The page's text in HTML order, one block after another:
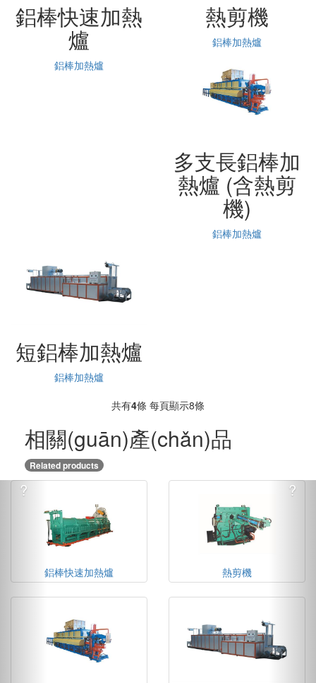
鋁棒快速加熱
爐
鋁棒加熱爐
熱剪機
鋁棒加熱爐
多支長鋁棒加
熱爐 (含熱剪
機)
鋁棒加熱爐
短鋁棒加熱爐
鋁棒加熱爐
共有4條 每頁顯示8條
相關(guān)產(chǎn)品
Related products
鋁棒快速加熱爐 熱剪機
? ?